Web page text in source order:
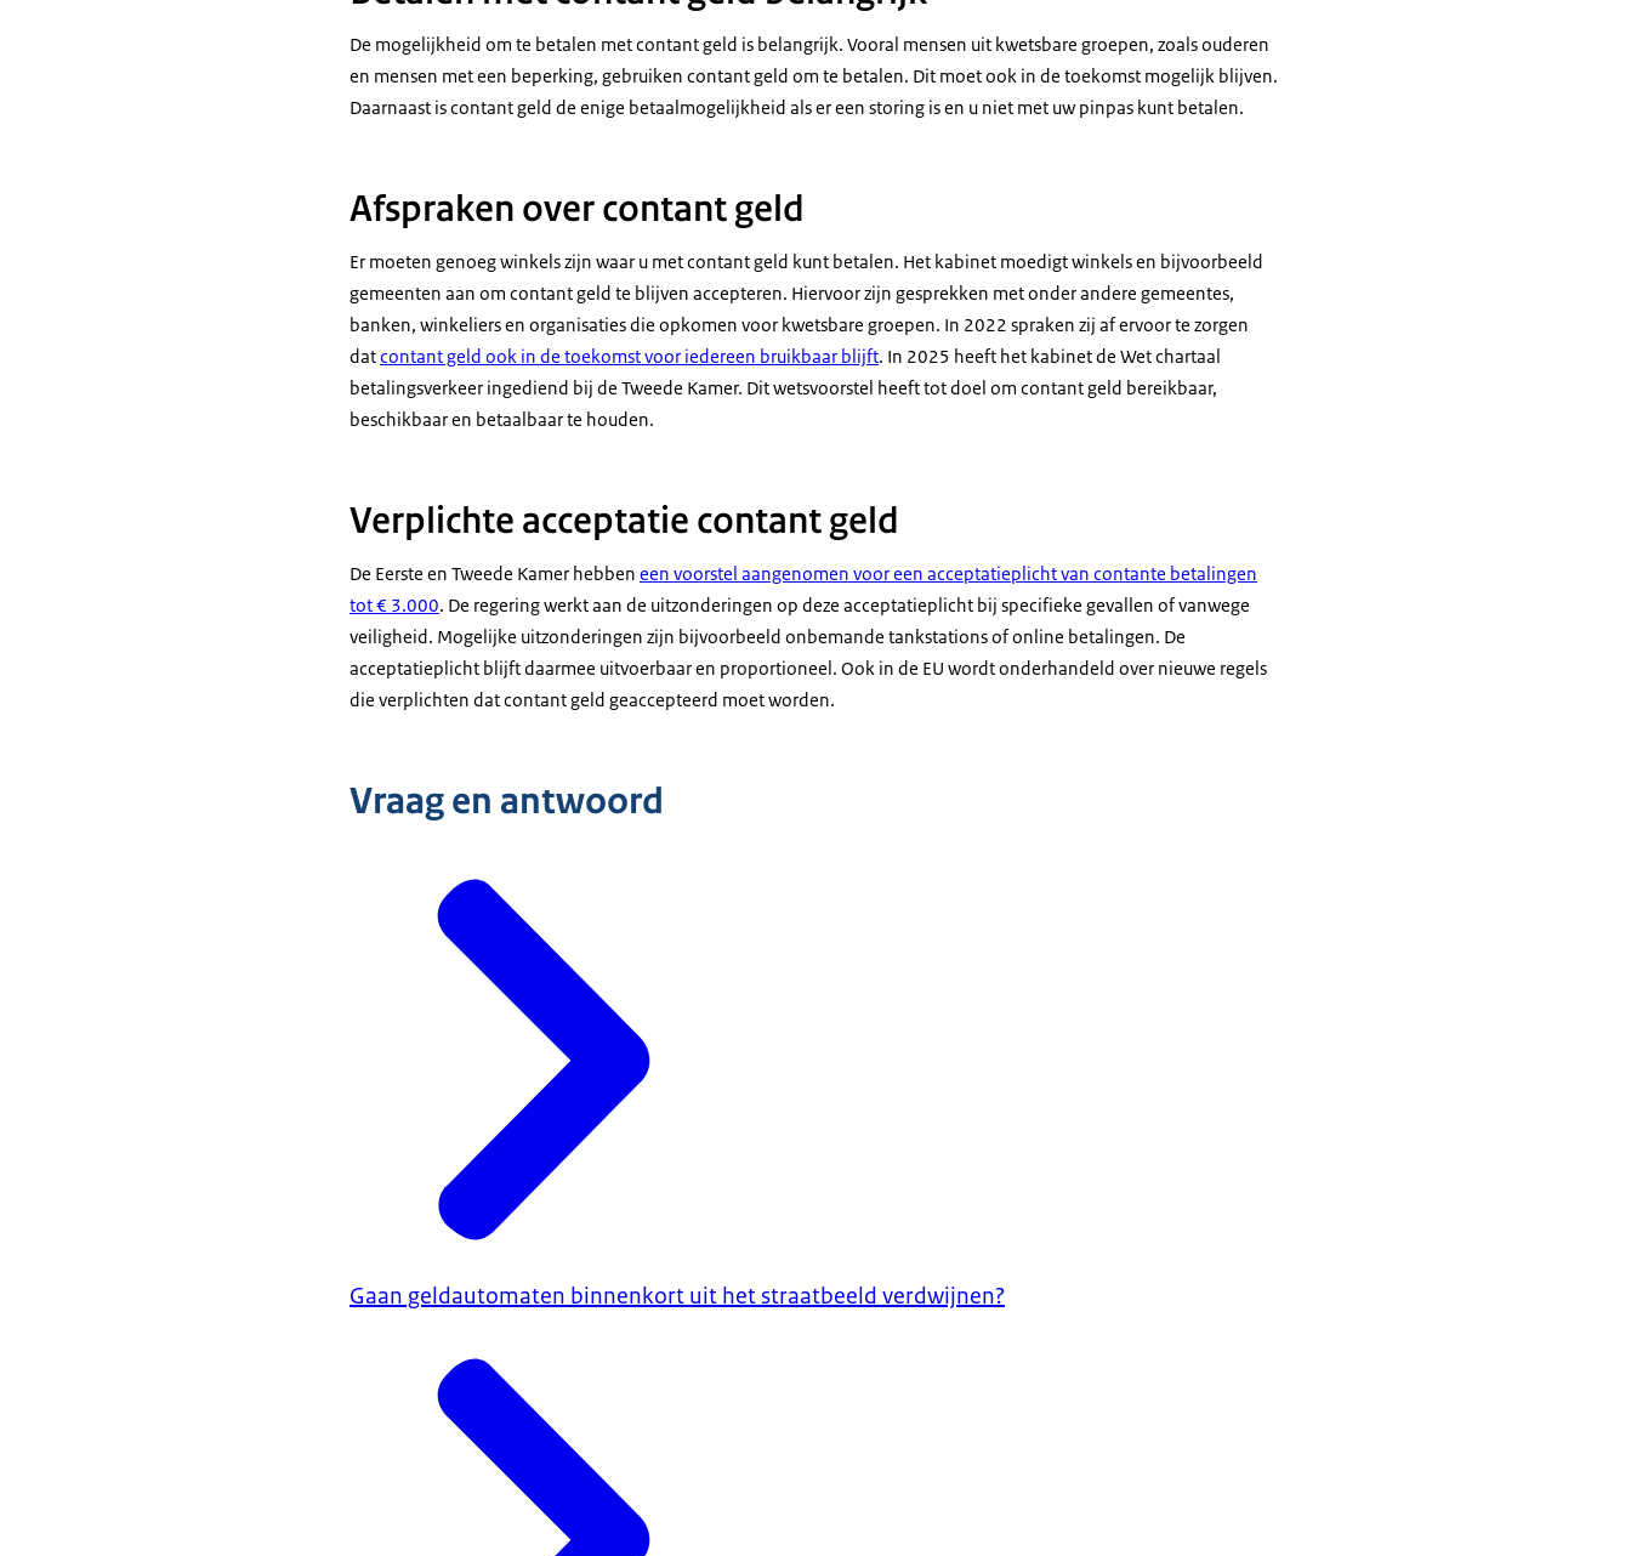
De mogelijkheid om te betalen met contant geld is belangrijk. Vooral mensen uit kwetsbare groepen, zoals ouderen
en mensen met een beperking, gebruiken contant geld om te betalen. Dit moet ook in de toekomst mogelijk blijven.
Daarnaast is contant geld de enige betaalmogelijkheid als er een storing is en u niet met uw pinpas kunt betalen.
Afspraken over contant geld
Er moeten genoeg winkels zijn waar u met contant geld kunt betalen. Het kabinet moedigt winkels en bijvoorbeeld
gemeenten aan om contant geld te blijven accepteren. Hiervoor zijn gesprekken met onder andere gemeentes,
banken, winkeliers en organisaties die opkomen voor kwetsbare groepen. In 2022 spraken zij af ervoor te zorgen
datcontant geld ook in de toekomst voor iedereen bruikbaar blijft. In 2025 heeft het kabinet de Wet chartaal
betalingsverkeer ingediend bij de Tweede Kamer. Dit wetsvoorstel heeft tot doel om contant geld bereikbaar,
beschikbaar en betaalbaar te houden.
Verplichte acceptatie contant geld
De Eerste en Tweede Kamer hebben een voorstel aangenomen voor een acceptatieplicht van contante betalingen
tot € 3.000. De regering werkt aan de uitzonderingen op deze acceptatieplicht bij specifieke gevallen of vanwege
veiligheid. Mogelijke uitzonderingen zijn bijvoorbeeld onbemande tankstations of online betalingen. De
acceptatieplicht blijft daarmee uitvoerbaar en proportioneel. Ook in de EU wordt onderhandeld over nieuwe regels
die verplichten dat contant geld geaccepteerd moet worden.
Vraag en antwoord
Gaan geldautomaten binnenkort uit het straatbeeld verdwijnen?